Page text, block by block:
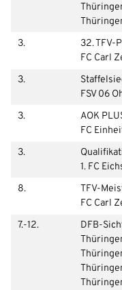
3.
32. TFV-
FC Carl
3.
FSV 06
3.
AOK
FC
3.
1. FC
8.
TFV-
FC Carl
7.-12.
DFB-